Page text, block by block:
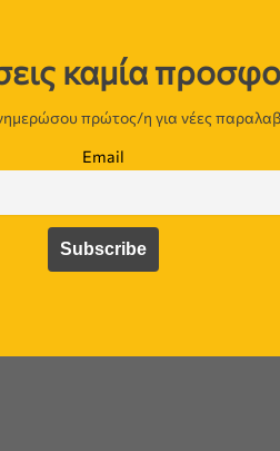
καμία
πρώτος/η για νέες
Email